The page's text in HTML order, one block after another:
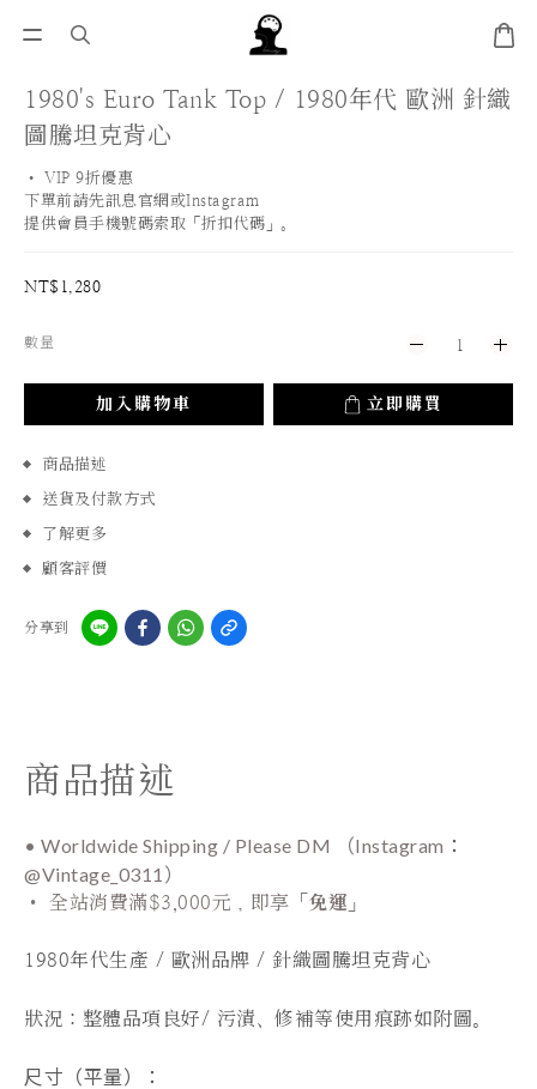
1980's Euro Tank Top / 1980年代 歐洲 針織
圖騰坦克背心
• VIP 9折優惠
下單前請先訊息官網或Instagram
提供會員手機號碼索取「折扣代碼」。
NT$1,280
數量
加入購物車 立即購買
商品描述
送貨及付款方式
了解更多
顧客評價
分享到
商品描述
• Worldwide Shipping / Please DM （Instagram ：
@Vintage_0311）
• 全站消費滿$3,000元，即享「 免運 」
1980年代生產 / 歐洲品牌 / 針織圖騰坦克背心
狀況： 整體品項良好/ 污漬、修補等使用痕跡如附圖。
尺寸（平量）：